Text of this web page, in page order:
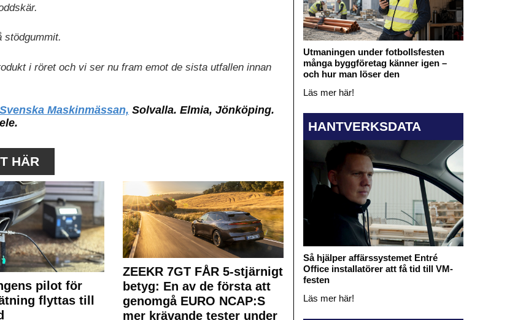
stödgummit.
i röret och vi ser nu fram emot de sista utfallen innan
Svenska Maskinmässan, Solvalla. Elmia, Jönköping.
HÄR
pilot för
flyttas till
ZEEKR 7GT FÅR 5-stjärnigt
betyg: En av de första att
genomgå EURO NCAP:S
mer krävande tester under
Utmaningen under fotbollsfesten
många byggföretag känner igen –
och hur man löser den
Läs mer här!
HANTVERKSDATA
Så hjälper affärssystemet Entré
Office installatörer att få tid till VM-
festen
Läs mer här!